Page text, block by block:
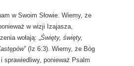
w Swoim Słowie. Wiemy, że
w wizji Izajasza,
wołają: „Święty, święty,
” (Iz 6:3). Wiemy, że Bóg
sprawiedliwy, ponieważ Psalm